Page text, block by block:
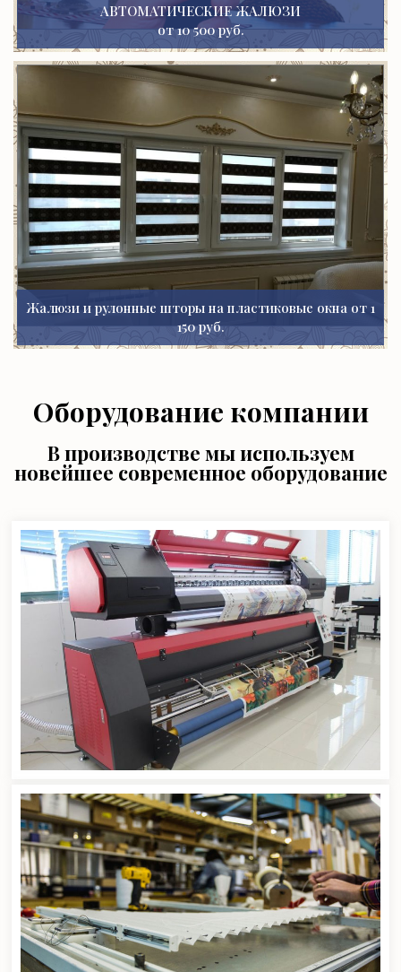
АВТОМАТИЧЕСКИЕ ЖАЛЮЗИ
от 10 500 руб.
Жалюзи и рулонные шторы на пластиковые окна от 1
150 руб.
Оборудование компании
В производстве мы используем
новейшее современное оборудование